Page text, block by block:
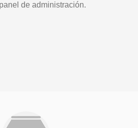
de administración.